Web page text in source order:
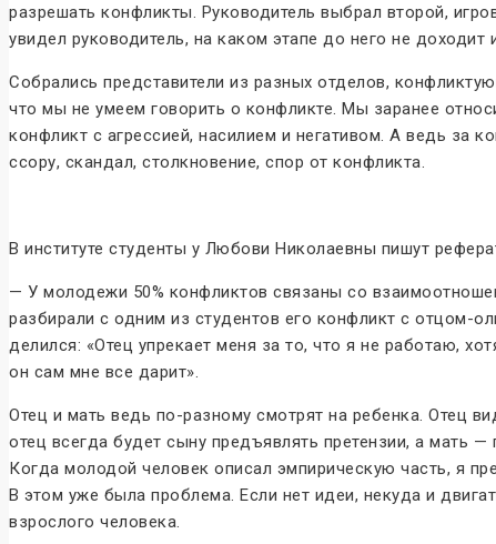
разрешать конфликты. Руководитель выбрал второй,
увидел руководитель, на каком этапе до него не доходит
Собрались представители из разных отделов,
что мы не умеем говорить о конфликте. Мы заранее
конфликт с агрессией, насилием и негативом. А ведь за
ссору, скандал, столкновение, спор от конфликта.
В институте студенты у Любови Николаевны пишут
— У молодежи 50% конфликтов связаны со
разбирали с одним из студентов его конфликт с отцом-
делился: «Отец упрекает меня за то, что я не работаю,
он сам мне все дарит».
Отец и мать ведь по-разному смотрят на ребенка. Отец
отец всегда будет сыну предъявлять претензии, а мать
Когда молодой человек описал эмпирическую часть, я
В этом уже была проблема. Если нет идеи, некуда и
взрослого человека.